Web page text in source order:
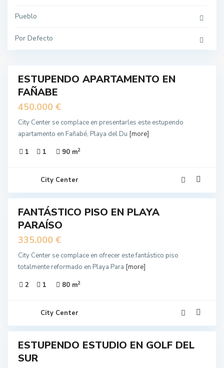
Pueblo
Por Defecto
14
ESTUPENDO APARTAMENTO EN
FAÑABE
450.000 €
City Center se complace en presentarles este estupendo
apartamento en Fañabé, Playa del Du [more]
1
1 90 m2
City Center
FANTÁSTICO PISO EN PLAYA
PARAÍSO
335.000 €
City Center se complace en ofrecer este fantástico piso
totalmente reformado en Playa Para [more]
2
1 80 m2
City Center
ESTUPENDO ESTUDIO EN GOLF DEL
SUR